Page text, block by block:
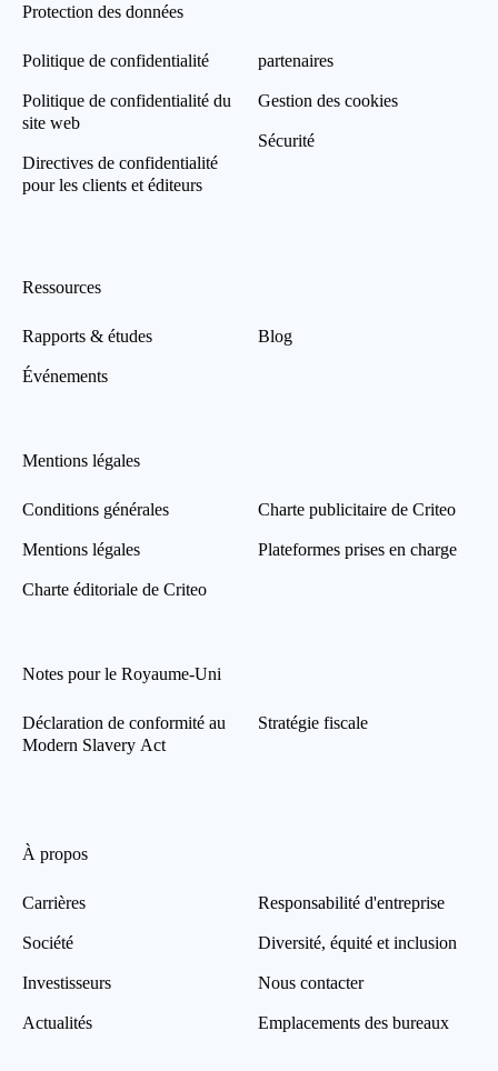
Protection des données
Politique de confidentialité
Politique de confidentialité du
site web
Directives de confidentialité
pour les clients et éditeurs
partenaires
Gestion des cookies
Sécurité
Ressources
Rapports & études
Événements
Blog
Mentions légales
Conditions générales
Mentions légales
Charte éditoriale de Criteo
Charte publicitaire de Criteo
Plateformes prises en charge
Notes pour le Royaume-Uni
Déclaration de conformité au
Modern Slavery Act
Stratégie fiscale
À propos
Carrières
Société
Investisseurs
Actualités
Responsabilité d'entreprise
Diversité, équité et inclusion
Nous contacter
Emplacements des bureaux